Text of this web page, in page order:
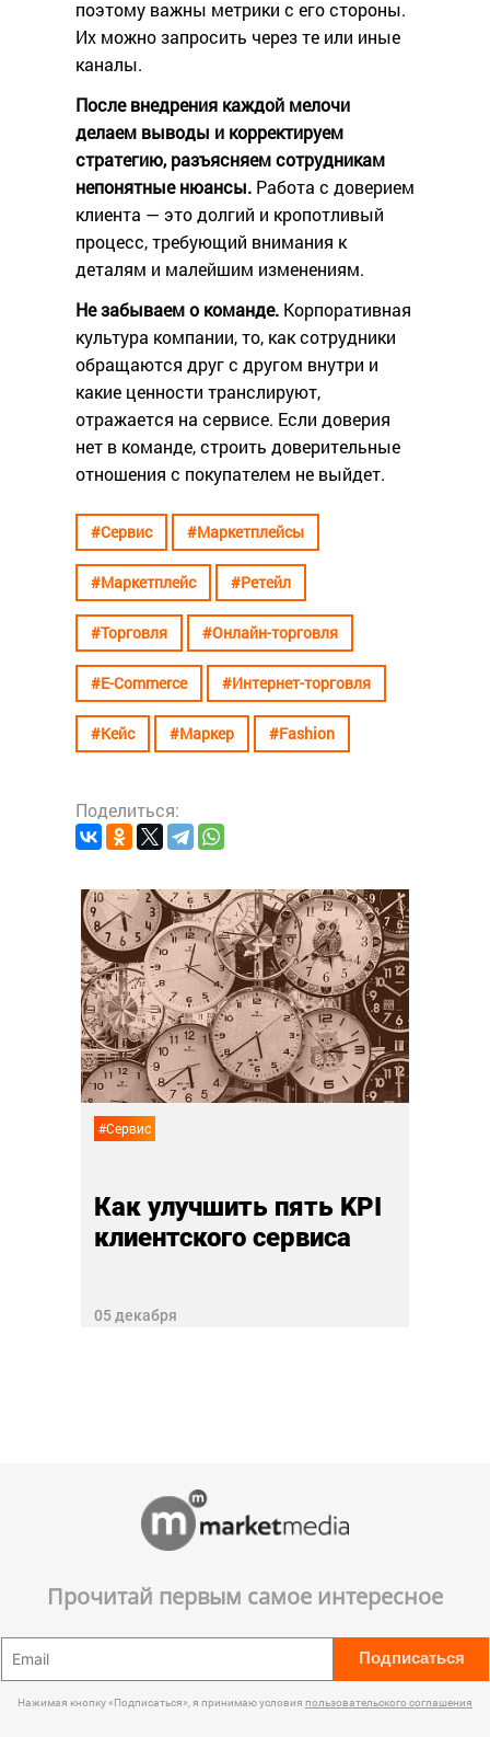
поэтому важны метрики с его стороны.
Их можно запросить через те или иные
каналы.
После внедрения каждой мелочи
делаем выводы и корректируем
стратегию, разъясняем сотрудникам
непонятные нюансы. Работа с доверием
клиента — это долгий и кропотливый
процесс, требующий внимания к
деталям и малейшим изменениям.
Не забываем о команде. Корпоративная
культура компании, то, как сотрудники
обращаются друг с другом внутри и
какие ценности транслируют,
отражается на сервисе. Если доверия
нет в команде, строить доверительные
отношения с покупателем не выйдет.
#Сервис #Маркетплейсы
#Маркетплейс #Ретейл
#Торговля #Онлайн-торговля
#E-Commerce #Интернет-торговля
#Кейс #Маркер #Fashion
Поделиться:
#Сервис
Как улучшить пять KPI
клиентского сервиса
05 декабря
Прочитай первым самое интересное
Подписаться
Нажимая кнопку «Подписаться», я принимаю условия пользовательского соглашения